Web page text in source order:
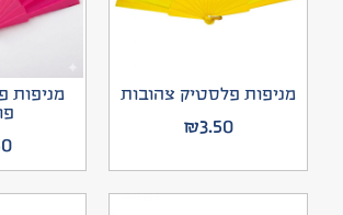
מניפות פלסטיק צהובות
₪3.50
מניפות